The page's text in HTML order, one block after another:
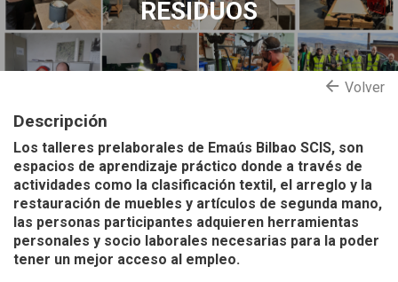
RESIDUOS
Volver
Descripción
Los talleres prelaborales de Emaús Bilbao SCIS, son
espacios de aprendizaje práctico donde a través de
actividades como la clasificación textil, el arreglo y la
restauración de muebles y artículos de segunda mano,
las personas participantes adquieren herramientas
personales y socio laborales necesarias para la poder
tener un mejor acceso al empleo.